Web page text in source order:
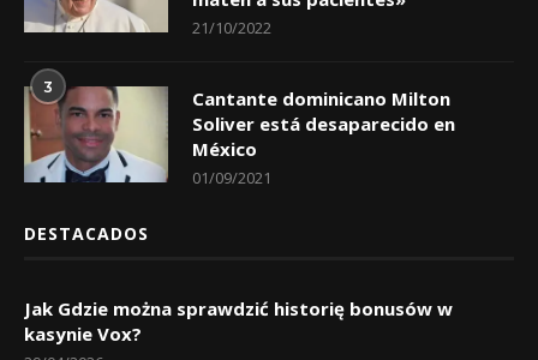
21/10/2022
3
Cantante dominicano Milton
Soliver está desaparecido en
México
01/09/2021
DESTACADOS
Jak Gdzie można sprawdzić historię bonusów w
kasynie Vox?